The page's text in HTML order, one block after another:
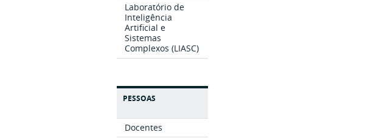
Laboratório de
Inteligência
Artificial e
Sistemas
Complexos (LIASC)
PESSOAS
Docentes